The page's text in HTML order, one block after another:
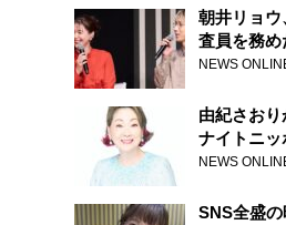
朝井リョ
査員を務め
の特別番組
NEWS
由紀さお
ナイトニッ
NEWS
SNS全盛